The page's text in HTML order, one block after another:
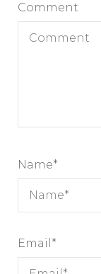
Comment
Name*
Email *